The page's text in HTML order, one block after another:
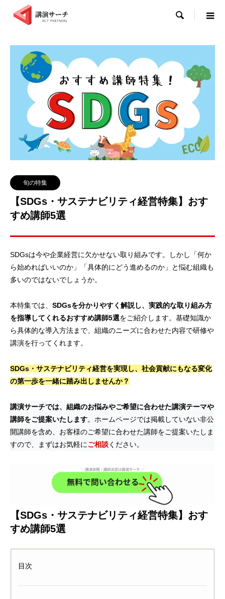

旬の特集
【SDGs・サステナビリティ経営特集】おす
すめ講師5選
SDGsは今や企業経営に欠かせない取り組みです。しかし「何か
ら始めればいいのか」「具体的にどう進めるのか」と悩む組織も
多いのではないでしょうか。
本特集では、 SDGsを分かりやすく解説し、実践的な取り組み方
を指導してくれるおすすめ講師5選をご紹介します。基礎知識か
ら具体的な導入方法まで、組織のニーズに合わせた内容で研修や
講演を行ってくれます。
SDGs・サステナビリティ経営を実現し、社会貢献にもなる変化
の第一歩を一緒に踏み出しませんか？
講演サーチでは、組織のお悩みやご希望に合わせた講演テーマや
講師をご提案いたします。ホームページでは掲載していない非公
開講師を含め、お客様のご希望に合わせた講師をご提案いたしま
すので、まずはお気軽にご相談ください。
【SDGs・サステナビリティ経営特集】おす
すめ講師5選
目次